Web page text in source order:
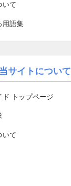
いて
用語集
当サイトについて
トップページ
いて